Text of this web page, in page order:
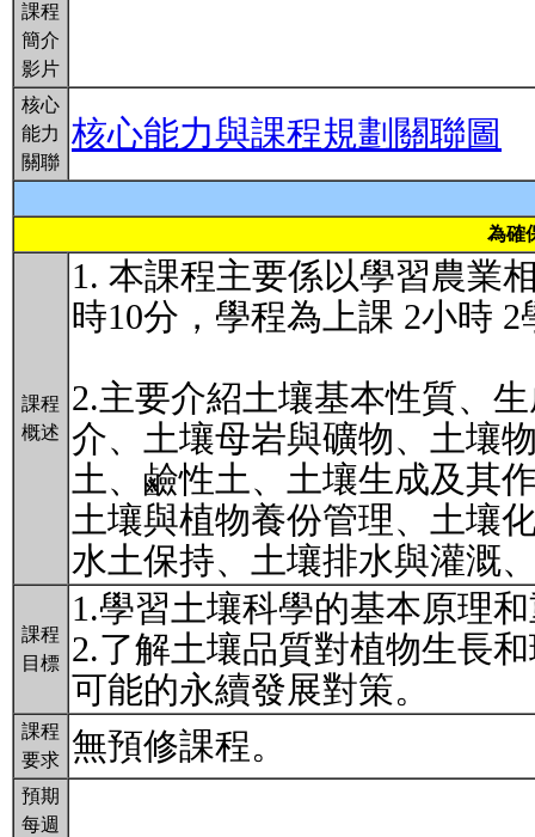
課程
簡介
影片
核心
能力
關聯
核心能力與課程規劃關聯圖
為確
課程
概述
1. 本課程主要係以學習農業
時10分，學程為上課 2小時
2.主要介紹土壤基本性質、
介、土壤母岩與礦物、土壤
土、鹼性土、土壤生成及其
土壤與植物養份管理、土壤
水土保持、土壤排水與灌溉
課程
目標
1.學習土壤科學的基本原理
2.了解土壤品質對植物生長
可能的永續發展對策。
課程
要求
無預修課程。
預期
每週